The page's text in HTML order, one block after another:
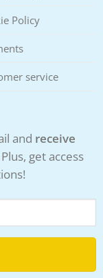
Policy
service
and receive
get access